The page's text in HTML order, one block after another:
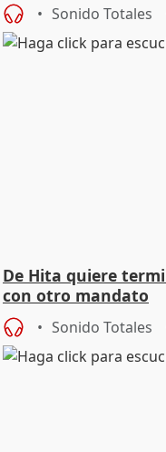
Sonido Totales
De Hita quiere
con otro mandato
Sonido Totales